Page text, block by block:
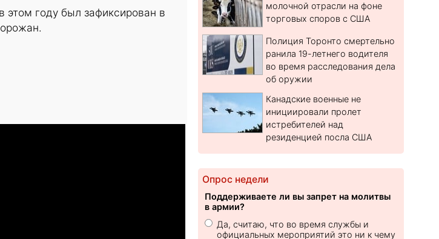
этом году был зафиксирован в
молочной отрасли на фоне
торговых споров с США
Полиция Торонто смертельно
ранила 19-летнего водителя
во время расследования дела
об оружии
Канадские военные не
инициировали пролет
истребителей над
резиденцией посла США
Опрос недели
Поддерживаете ли вы запрет на молитвы
в армии?
Да, считаю, что во время службы и
официальных мероприятий это ни к чему